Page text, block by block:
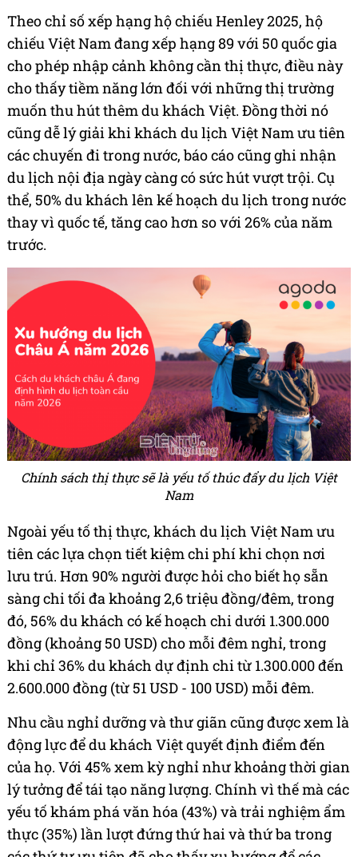
Theo chỉ số xếp hạng hộ chiếu Henley 2025, hộ
chiếu Việt Nam đang xếp hạng 89 với 50 quốc gia
cho phép nhập cảnh không cần thị thực, điều này
cho thấy tiềm năng lớn đối với những thị trường
muốn thu hút thêm du khách Việt. Đồng thời nó
cũng dễ lý giải khi khách du lịch Việt Nam ưu tiên
các chuyến đi trong nước, báo cáo cũng ghi nhận
du lịch nội địa ngày càng có sức hút vượt trội. Cụ
thể, 50% du khách lên kế hoạch du lịch trong nước
thay vì quốc tế, tăng cao hơn so với 26% của năm
trước.
Chính sách thị thực sẽ là yếu tố thúc đẩy du lịch Việt
Nam
Ngoài yếu tố thị thực, khách du lịch Việt Nam ưu
tiên các lựa chọn tiết kiệm chi phí khi chọn nơi
lưu trú. Hơn 90% người được hỏi cho biết họ sẵn
sàng chi tối đa khoảng 2,6 triệu đồng/đêm, trong
đó, 56% du khách có kế hoạch chi dưới 1.300.000
đồng (khoảng 50 USD) cho mỗi đêm nghỉ, trong
khi chỉ 36% du khách dự định chi từ 1.300.000 đến
2.600.000 đồng (từ 51 USD - 100 USD) mỗi đêm.
Nhu cầu nghỉ dưỡng và thư giãn cũng được xem là
động lực để du khách Việt quyết định điểm đến
của họ. Với 45% xem kỳ nghỉ như khoảng thời gian
lý tưởng để tái tạo năng lượng. Chính vì thế mà các
yếu tố khám phá văn hóa (43%) và trải nghiệm ẩm
thực (35%) lần lượt đứng thứ hai và thứ ba trong